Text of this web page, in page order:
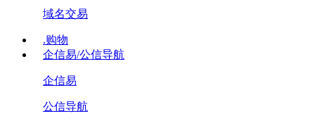
域名交易
.购物
企信易/公信导航
企信易
公信导航